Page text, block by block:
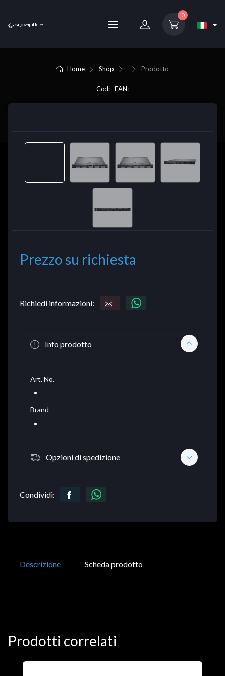
0
Home Shop Prodotto
Cod: - EAN:
Prezzo su richiesta
Richiedi informazioni:
Info prodotto
Art. No.
Brand
Opzioni di spedizione
Condividi:
Descrizione Scheda prodotto
Prodotti correlati